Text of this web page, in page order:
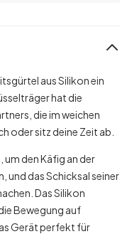
aus Silikon ein
hat die
die im weichen
oder sitz deine Zeit ab.
um den Käfig an der
und das Schicksal seiner
Das Silikon
Bewegung auf
Gerät perfekt für